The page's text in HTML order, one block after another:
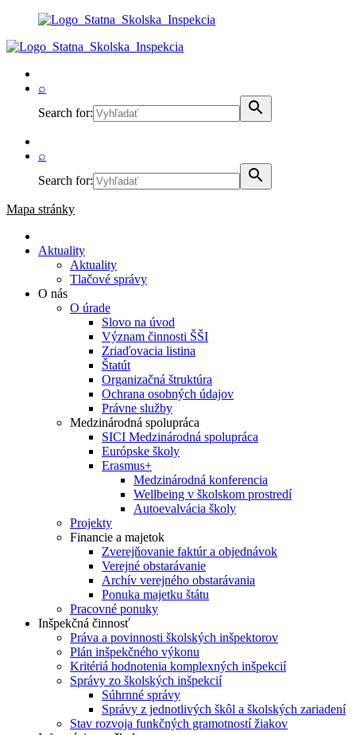
⌕
Search for:
⌕
Search for:
Mapa stránky
Aktuality
Aktuality
Tlačové správy
O nás
O úrade
Slovo na úvod
Význam činnosti ŠŠI
Zriaďovacia listina
Štatút
Organizačná štruktúra
Ochrana osobných údajov
Právne služby
Medzinárodná spolupráca
SICI Medzinárodná spolupráca
Európske školy
Erasmus+
Medzinárodná konferencia
Wellbeing v školskom prostredí
Autoevalvácia školy
Projekty
Financie a majetok
Zverejňovanie faktúr a objednávok
Verejné obstarávanie
Archív verejného obstarávania
Ponuka majetku štátu
Pracovné ponuky
Inšpekčná činnosť
Práva a povinnosti školských inšpektorov
Plán inšpekčného výkonu
Kritériá hodnotenia komplexných inšpekcií
Správy zo školských inšpekcií
Súhrnné správy
Správy z jednotlivých škôl a školských zariadení
Stav rozvoja funkčných gramotností žiakov